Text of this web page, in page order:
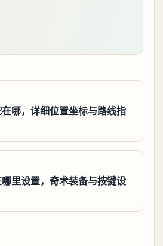
哪，详细位置坐标与路线指
里设置，奇术装备与按键设